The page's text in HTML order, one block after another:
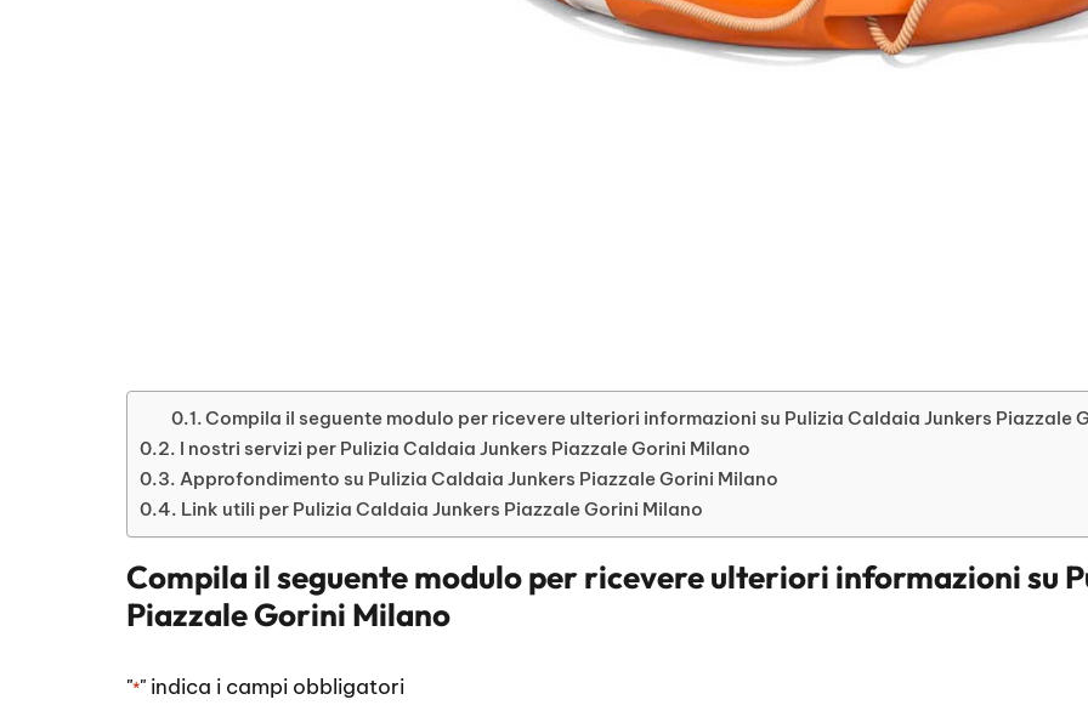
Compila il seguente modulo per ricevere ulteriori informazioni su Pulizia Caldaia Junkers Piazzale
I nostri servizi per Pulizia Caldaia Junkers Piazzale Gorini Milano
Approfondimento su Pulizia Caldaia Junkers Piazzale Gorini Milano
Link utili per Pulizia Caldaia Junkers Piazzale Gorini Milano
Compila il seguente modulo per ricevere ulteriori informazioni su
Piazzale Gorini Milano
"*" indica i campi obbligatori